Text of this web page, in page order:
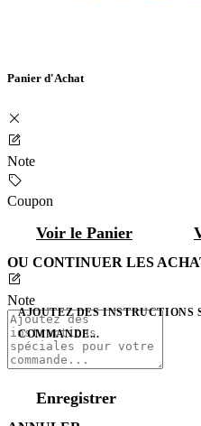
Panier d'Achat
Note
Coupon
Voir le Panier
OU CONTINUER LES
Note
AJOUTEZ DES INSTRUCTIONS
COMMANDE...
Enregistrer